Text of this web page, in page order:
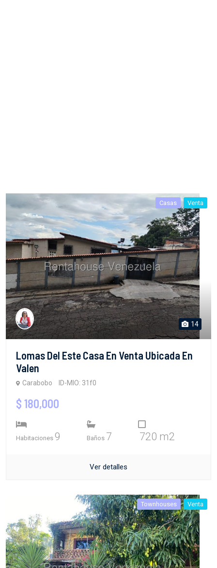
Casas Venta
14
Lomas Del Este Casa En Venta Ubicada En
Valen
Carabobo ID-MIO: 31f0
$ 180,000
Habitaciones 9 Baños 7 720 m2
Ver detalles
Townhouses Venta